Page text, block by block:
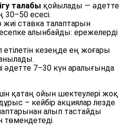
талабы қойылады — әдетте
есесі.
ставка талаптарын
алынбайды: ережелерді
етілетін кезеңде ең жоғары
әдетте 7–30 күн аралығында
қатаң ойын шектеулері жоқ
– кейбір акциялар лезде
алып тастайды
төмендетеді.